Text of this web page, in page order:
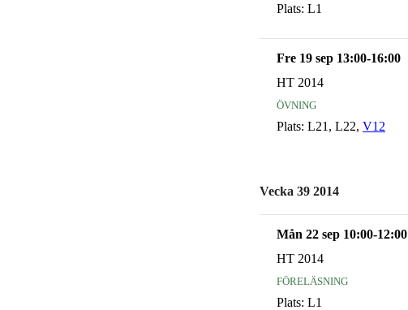
Plats: L1
Fre 19 sep 13:00-16:00
HT 2014
övning
Plats: L21, L22, V12
Vecka 39 2014
Mån 22 sep 10:00-12:00
HT 2014
föreläsning
Plats: L1